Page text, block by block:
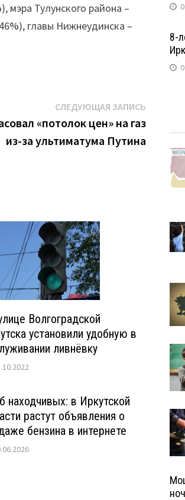
мэра Тулунского района –
главы Нижнеудинска –
СЛЕДУЮЩАЯ ЗАПИСЬ
запись:
«потолок цен» на газ
из-за ультиматума Путина
Волгоградской
установили удобную в
ливнёвку
находчивых: в Иркутской
растут объявления о
бензина в интернете
8-